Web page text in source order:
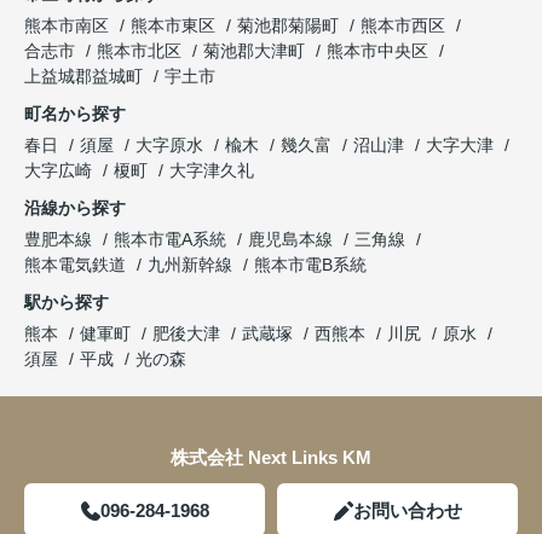
熊本市南区
熊本市東区 菊池郡菊陽町
熊本市西区
合志市
熊本市北区 菊池郡大津町
熊本市中央区
上益城郡益城町
宇土市
町名から探す
春日
須屋 大字原水 楡木 幾久富 沼山津
大字大津
大字広崎
榎町
大字津久礼
沿線から探す
豊肥本線
熊本市電A系統 鹿児島本線
三角線
熊本電気鉄道
九州新幹線
熊本市電B系統
駅から探す
熊本
健軍町 肥後大津 武蔵塚 西熊本 川尻
原水
須屋
平成 光の森
株式会社 Next Links KM
096-284-1968 お問い合わせ